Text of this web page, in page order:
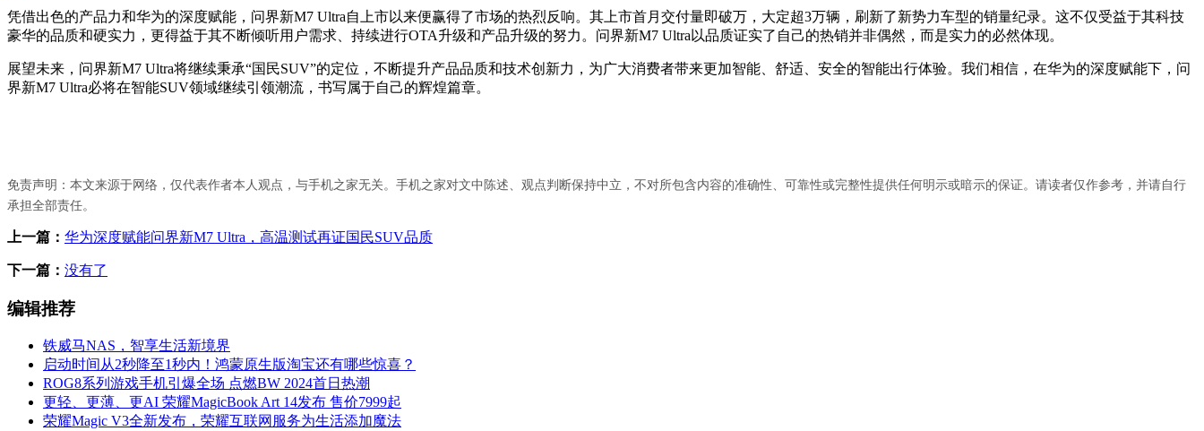
凭借出色的产品力和华为的深度赋能，问界新M7 Ultra自上市以来便赢得了市场的热烈反响。其上市首月交付量即破万，大定超3万辆，刷新了新势力车型的销量纪录。这不仅受益于其科技
豪华的品质和硬实力，更得益于其不断倾听用户需求、持续进行OTA升级和产品升级的努力。问界新M7 Ultra以品质证实了自己的热销并非偶然，而是实力的必然体现。
展望未来，问界新M7 Ultra将继续秉承“国民SUV”的定位，不断提升产品品质和技术创新力，为广大消费者带来更加智能、舒适、安全的智能出行体验。我们相信，在华为的深度赋能下，问
界新M7 Ultra必将在智能SUV领域继续引领潮流，书写属于自己的辉煌篇章。
免责声明：本文来源于网络，仅代表作者本人观点，与手机之家无关。手机之家对文中陈述、观点判断保持中立，不对所包含内容的准确性、可靠性或完整性提供任何明示或暗示的保证。请读者仅作参考，并请自行
承担全部责任。
上一篇： 华为深度赋能问界新M7 Ultra，高温测试再证国民SUV品质
下一篇： 没有了
编辑推荐
铁威马NAS，智享生活新境界
启动时间从2秒降至1秒内！鸿蒙原生版淘宝还有哪些惊喜？
ROG8系列游戏手机引爆全场 点燃BW 2024首日热潮
更轻、更薄、更AI 荣耀MagicBook Art 14发布 售价7999起
荣耀Magic V3全新发布，荣耀互联网服务为生活添加魔法